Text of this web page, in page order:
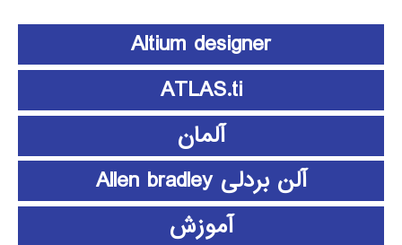
Altium designer
ATLAS.ti
آلمان
آلن بردلی Allen bradley
آموزش